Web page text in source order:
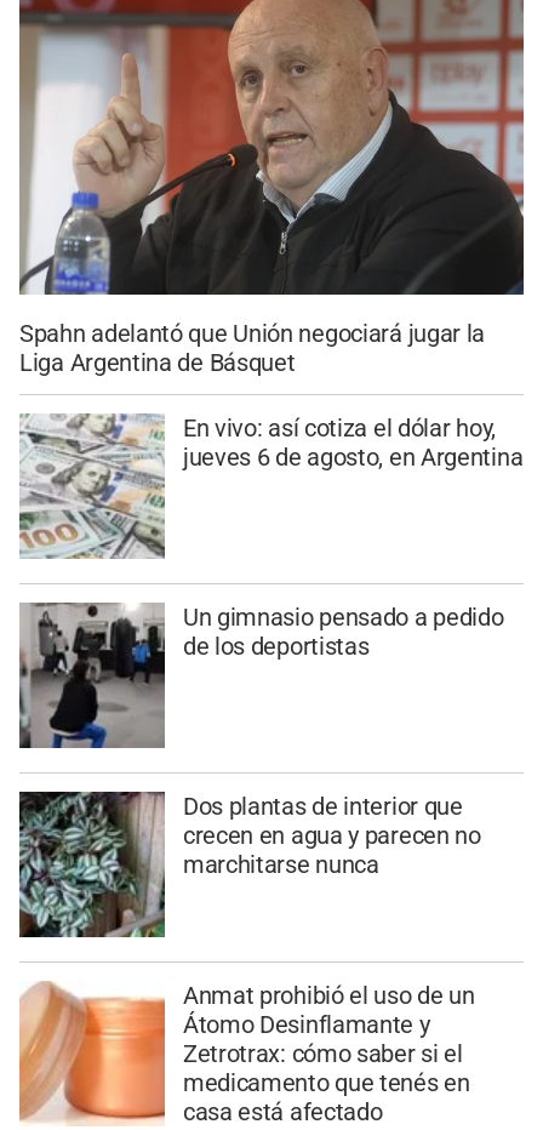
Spahn adelantó que Unión negociará jugar la
Liga Argentina de Básquet
En vivo: así cotiza el dólar hoy,
jueves 6 de agosto, en Argentina
Un gimnasio pensado a pedido
de los deportistas
Dos plantas de interior que
crecen en agua y parecen no
marchitarse nunca
Anmat prohibió el uso de un
Átomo Desinflamante y
Zetrotrax: cómo saber si el
medicamento que tenés en
casa está afectado